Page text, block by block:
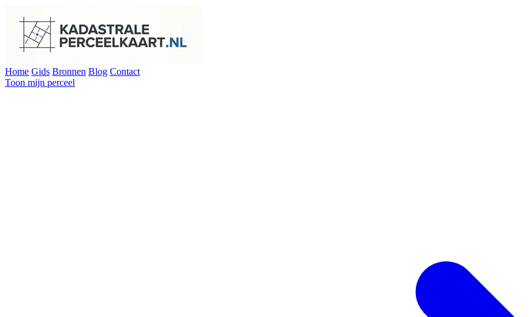
Home Gids Bronnen Blog Contact
Toon mijn perceel